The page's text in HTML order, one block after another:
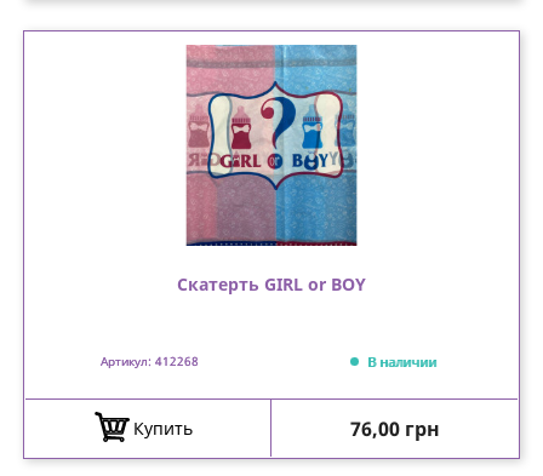
Скатерть GIRL or BOY
Артикул: 412268 В наличии
Купить Цена
76,00 грн